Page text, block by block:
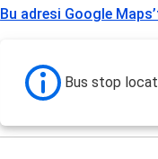
Bu adresi Google
Bus stop